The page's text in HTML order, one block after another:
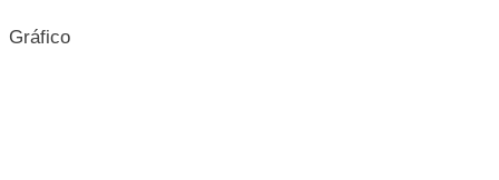
Gráfico